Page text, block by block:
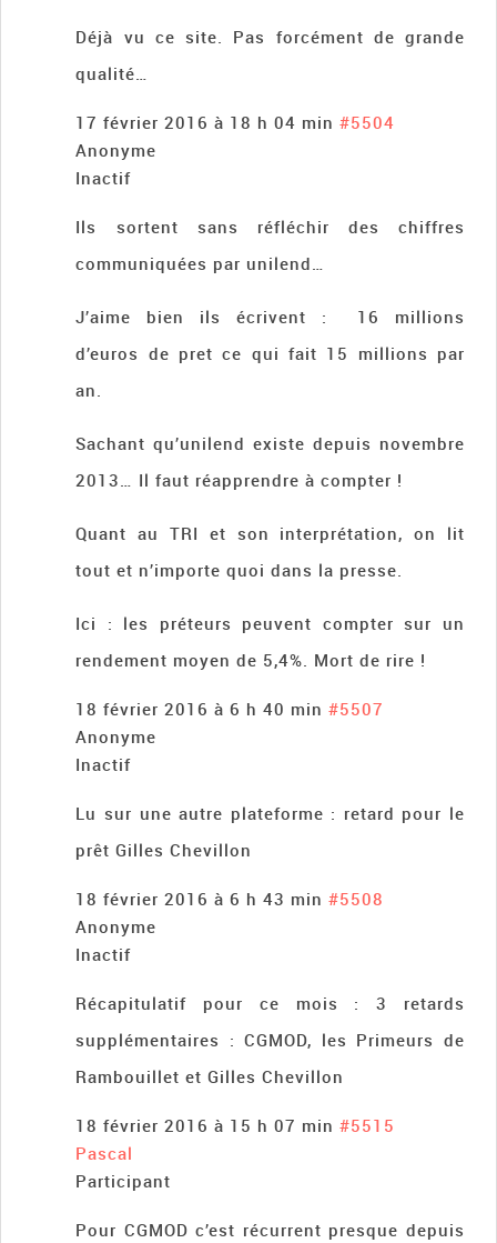
Déjà vu ce site. Pas forcément de grande
qualité…
17 février 2016 à 18 h 04 min #5504
Anonyme
Inactif
Ils sortent sans réfléchir des chiffres
communiquées par unilend…
J’aime bien ils écrivent : 16 millions
d’euros de pret ce qui fait 15 millions par
an.
Sachant qu’unilend existe depuis novembre
2013… Il faut réapprendre à compter !
Quant au TRI et son interprétation, on lit
tout et n’importe quoi dans la presse.
Ici : les préteurs peuvent compter sur un
rendement moyen de 5,4%. Mort de rire !
18 février 2016 à 6 h 40 min #5507
Anonyme
Inactif
Lu sur une autre plateforme : retard pour le
prêt Gilles Chevillon
18 février 2016 à 6 h 43 min #5508
Anonyme
Inactif
Récapitulatif pour ce mois : 3 retards
supplémentaires : CGMOD, les Primeurs de
Rambouillet et Gilles Chevillon
18 février 2016 à 15 h 07 min #5515
Pascal
Participant
Pour CGMOD c’est récurrent presque depuis